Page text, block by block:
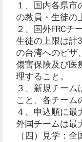
１、国内各県市
の教員・生徒の
２、国外FRCチ
生徒の上限は計
の台湾へのビザ
傷害保険及び医
理すること。
３、新規チーム
こと、各チーム
４、申込順に最
外国チームは最
（四）見学：